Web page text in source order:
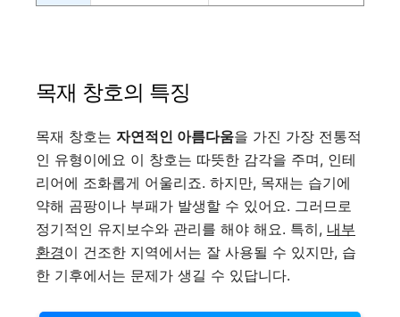
목재 창호의 특징
목재 창호는 자연적인 아름다움을 가진 가장 전통적
인 유형이에요 이 창호는 따뜻한 감각을 주며, 인테
리어에 조화롭게 어울리죠. 하지만, 목재는 습기에
약해 곰팡이나 부패가 발생할 수 있어요. 그러므로
정기적인 유지보수와 관리를 해야 해요. 특히, 내부
환경이 건조한 지역에서는 잘 사용될 수 있지만, 습
한 기후에서는 문제가 생길 수 있답니다.